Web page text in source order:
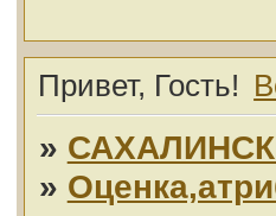
Привет, Гость!
»
»